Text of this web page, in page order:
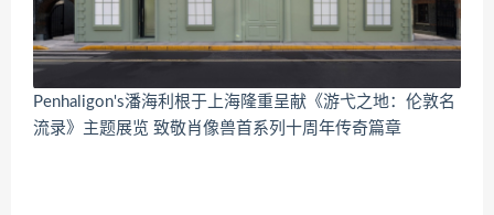
Penhaligon's潘海利根于上海隆重呈献《游弋之地：伦敦名
流录》主题展览 致敬肖像兽首系列十周年传奇篇章